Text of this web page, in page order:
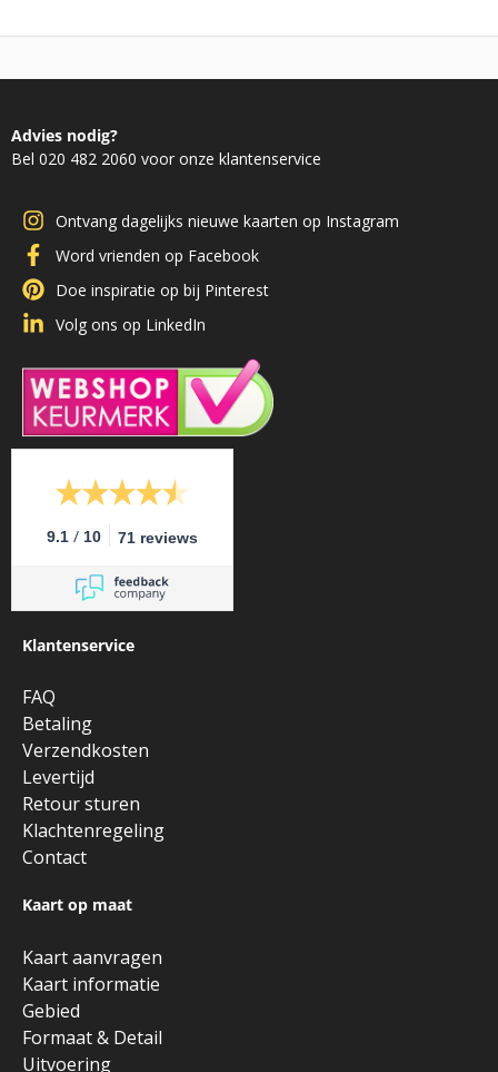
Advies nodig?
Bel 020 482 2060 voor onze klantenservice
Ontvang dagelijks nieuwe kaarten op Instagram
Word vrienden op Facebook
Doe inspiratie op bij Pinterest
Volg ons op LinkedIn
9.1 / 10 71 reviews
Klantenservice
FAQ
Betaling
Verzendkosten
Levertijd
Retour sturen
Klachtenregeling
Contact
Kaart op maat
Kaart aanvragen
Kaart informatie
Gebied
Formaat & Detail
Uitvoering